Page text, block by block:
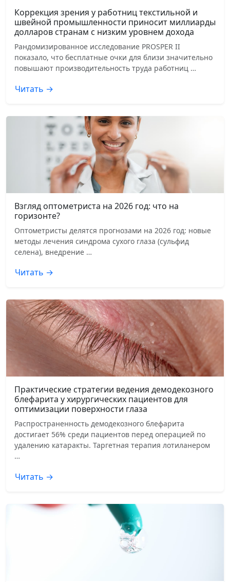
Коррекция зрения у работниц текстильной и
швейной промышленности приносит миллиарды
долларов странам с низким уровнем дохода
Рандомизированное исследование PROSPER II
показало, что бесплатные очки для близи значительно
повышают производительность труда работниц …
Читать →
Взгляд оптометриста на 2026 год: что на
горизонте?
Оптометристы делятся прогнозами на 2026 год: новые
методы лечения синдрома сухого глаза (сульфид
селена), внедрение …
Читать →
Практические стратегии ведения демодекозного
блефарита у хирургических пациентов для
оптимизации поверхности глаза
Распространенность демодекозного блефарита
достигает 56% среди пациентов перед операцией по
удалению катаракты. Таргетная терапия лотиланером
…
Читать →